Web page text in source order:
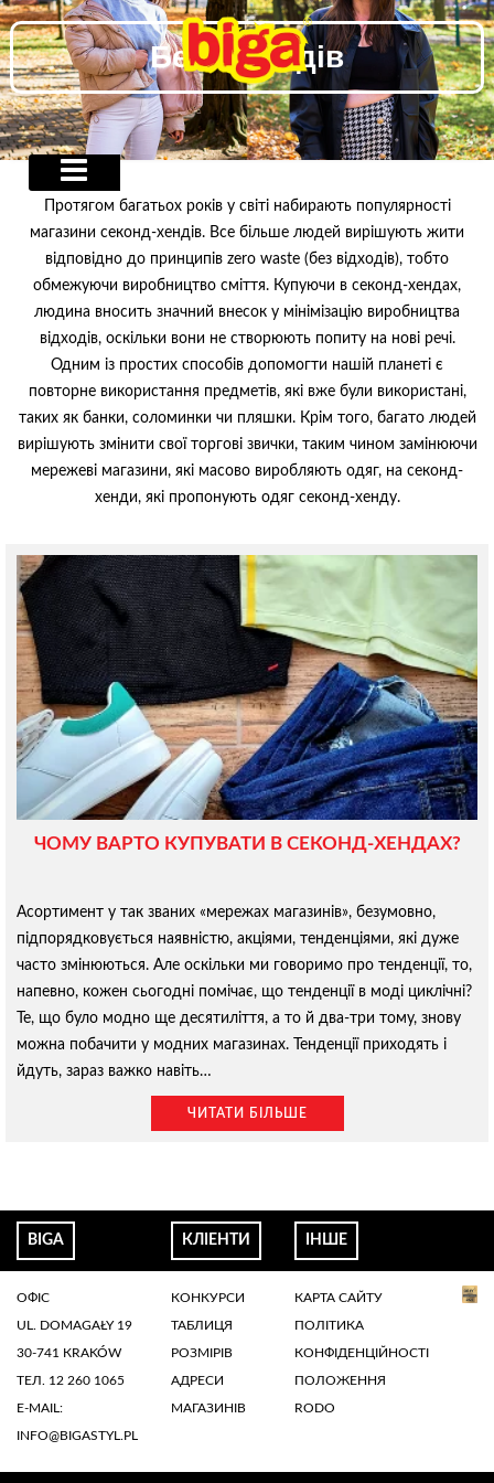
Skip
to
content
Без відходів
Протягом багатьох років у світі набирають популярності
магазини секонд-хендів. Все більше людей вирішують жити
відповідно до принципів zero waste (без відходів), тобто
обмежуючи виробництво сміття. Купуючи в секонд-хендах,
людина вносить значний внесок у мінімізацію виробництва
відходів, оскільки вони не створюють попиту на нові речі.
Одним із простих способів допомогти нашій планеті є
повторне використання предметів, які вже були використані,
таких як банки, соломинки чи пляшки. Крім того, багато людей
вирішують змінити свої торгові звички, таким чином замінюючи
мережеві магазини, які масово виробляють одяг, на секонд-
хенди, які пропонують одяг секонд-хенду.
ЧОМУ ВАРТО КУПУВАТИ В СЕКОНД-ХЕНДАХ?
Асортимент у так званих «мережах магазинів», безумовно,
підпорядковується наявністю, акціями, тенденціями, які дуже
часто змінюються. Але оскільки ми говоримо про тенденції, то,
напевно, кожен сьогодні помічає, що тенденції в моді циклічні?
Те, що було модно ще десятиліття, а то й два-три тому, знову
можна побачити у модних магазинах. Тенденції приходять і
йдуть, зараз важко навіть…
ЧИТАТИ БІЛЬШЕ
BIGA
ОФІС
UL. DOMAGAŁY 19
30-741 КRAKÓW
ТЕЛ. 12 260 1065
E-MAIL:
INFO@BIGASTYL.PL
КЛІЕНТИ
КОНКУРСИ
ТАБЛИЦЯ
РОЗМІРІВ
АДРЕСИ
МАГАЗИНІВ
ІНШЕ
КАРТА САЙТУ
ПОЛІТИКА
КОНФІДЕНЦІЙНОСТІ
ПОЛОЖЕННЯ
RODO